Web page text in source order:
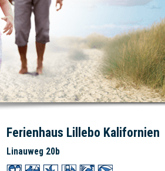
Ferienhaus Lillebo Kalifornien
Linauweg 20b